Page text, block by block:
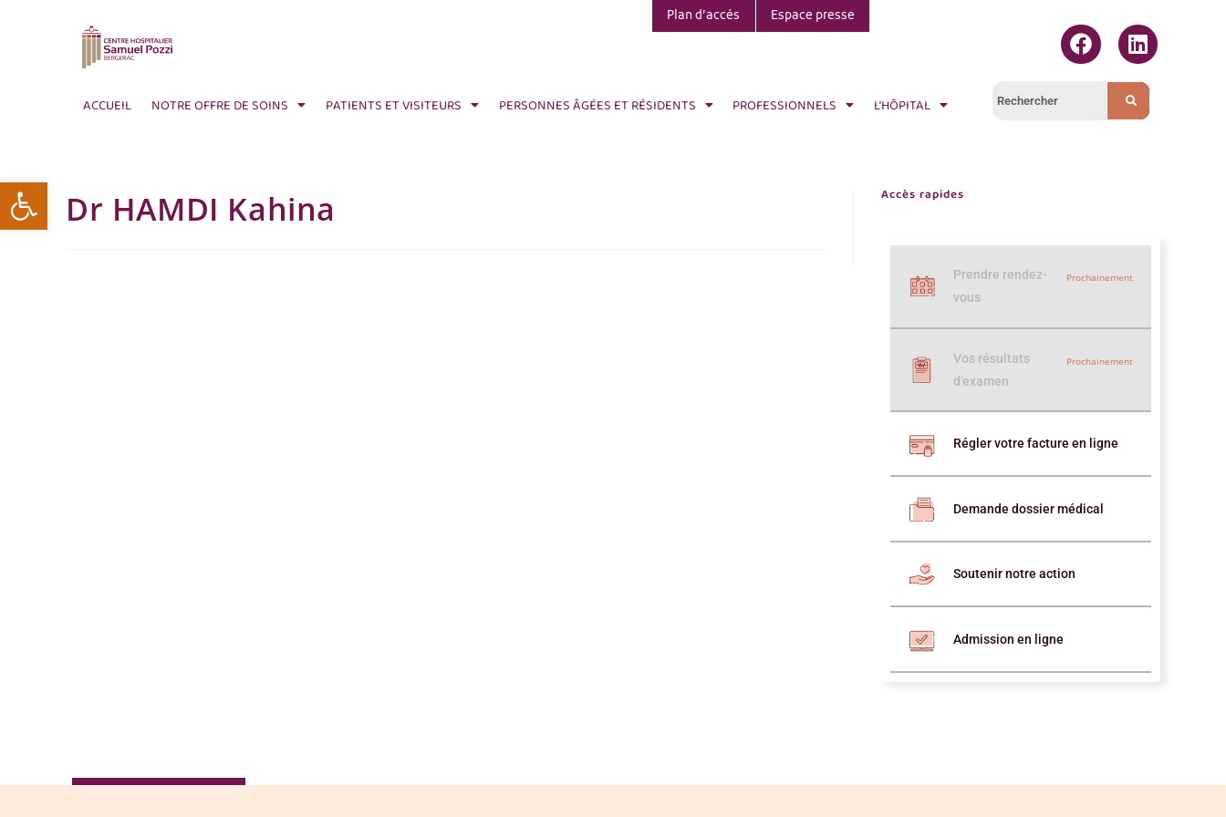
Ouvrir la barre d’outils
Plan d’accés Espace presse
ACCUEIL NOTRE OFFRE DE SOINS PATIENTS ET VISITEURS PERSONNES ÂGÉES ET RÉSIDENTS PROFESSIONNELS L’HÔPITAL
Dr HAMDI Kahina Accès rapides
Prendre rendez-
vous
Prochainement
Vos résultats
d'examen
Prochainement
Régler votre facture en ligne
Demande dossier médical
Soutenir notre action
Admission en ligne